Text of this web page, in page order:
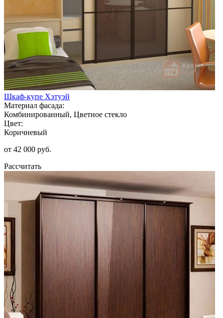
Шкаф-купе Хэтуэй
Материал фасада:
Комбинированный, Цветное стекло
Цвет:
Коричневый
от 42 000 руб.
Рассчитать